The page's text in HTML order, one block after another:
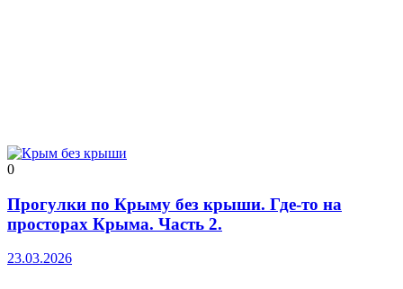
0
Прогулки по Крыму без крыши. Где-то на
просторах Крыма. Часть 2.
23.03.2026